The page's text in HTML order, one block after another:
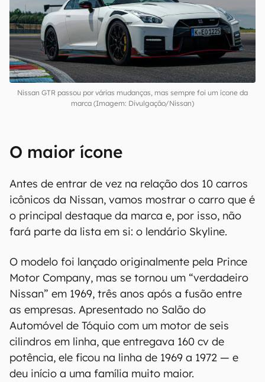
Nissan GTR passou por várias mudanças, mas sempre foi um ícone da
marca (Imagem: Divulgação/Nissan)
O maior ícone
Antes de entrar de vez na relação dos 10 carros
icônicos da Nissan, vamos mostrar o carro que é
o principal destaque da marca e, por isso, não
fará parte da lista em si: o lendário Skyline.
O modelo foi lançado originalmente pela Prince
Motor Company, mas se tornou um “verdadeiro
Nissan” em 1969, três anos após a fusão entre
as empresas. Apresentado no Salão do
Automóvel de Tóquio com um motor de seis
cilindros em linha, que entregava 160 cv de
potência, ele ficou na linha de 1969 a 1972 — e
deu início a uma família muito maior.